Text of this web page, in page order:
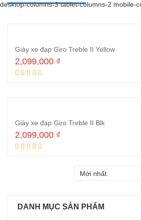
desktop-columns-3 tablet-columns-2 mobile-
Giày xe đạp Giro Treble II Yellow
2,099,000 ₫
Giày xe đạp Giro Treble II Blk
2,099,000 ₫
DANH MỤC SẢN PHẨM